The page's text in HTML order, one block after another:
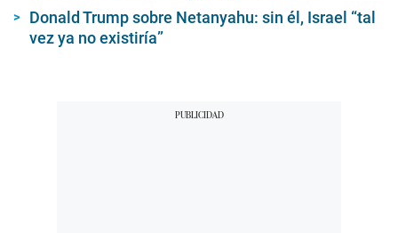
Donald Trump sobre Netanyahu: sin él, Israel “tal
vez ya no existiría”